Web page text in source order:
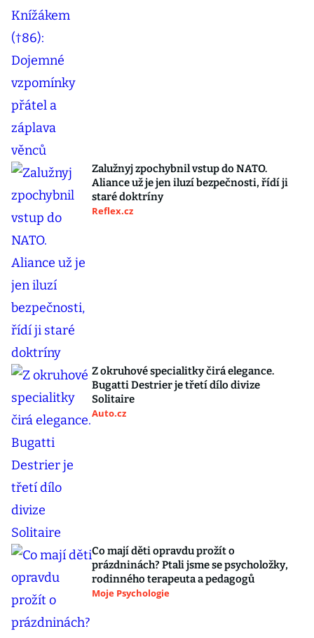
Zalužnyj zpochybnil vstup do NATO.
Aliance už je jen iluzí bezpečnosti, řídí ji
staré doktríny
Reflex.cz
Z okruhové specialitky čirá elegance.
Bugatti Destrier je třetí dílo divize
Solitaire
Auto.cz
Co mají děti opravdu prožít o
prázdninách? Ptali jsme se psycholožky,
rodinného terapeuta a pedagogů
Moje Psychologie